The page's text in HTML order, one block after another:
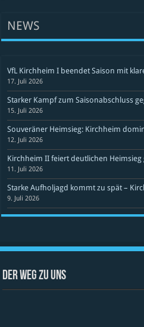
NEWS
VfL Kirchheim I beendet Saison mit
17. Juli 2026
Starker Kampf zum Saisonabschluss
15. Juli 2026
Souveräner Heimsieg: Kirchheim
12. Juli 2026
Kirchheim II feiert deutlichen
11. Juli 2026
Starke Aufholjagd kommt zu spät –
9. Juli 2026
Der Weg zu uns